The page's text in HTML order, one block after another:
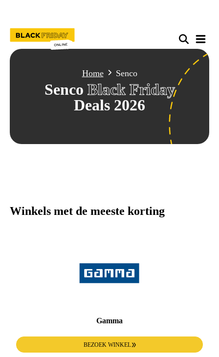
Home Senco
Senco Black Friday
Deals 2026
Winkels met de meeste korting
Gamma
BEZOEK WINKEL